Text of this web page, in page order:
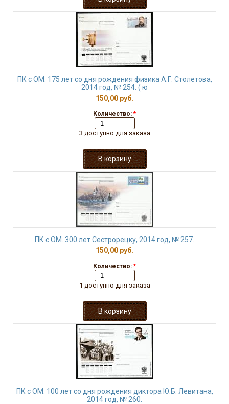
ПК с ОМ. 175 лет со дня рождения физика А.Г. Столетова,
2014 год, № 254. ( ю
150,00 руб.
Количество: *
3 доступно для заказа
ПК с ОМ. 300 лет Сестрорецку, 2014 год, № 257.
150,00 руб.
Количество: *
1 доступно для заказа
ПК с ОМ. 100 лет со дня рождения диктора Ю.Б. Левитана,
2014 год, № 260.